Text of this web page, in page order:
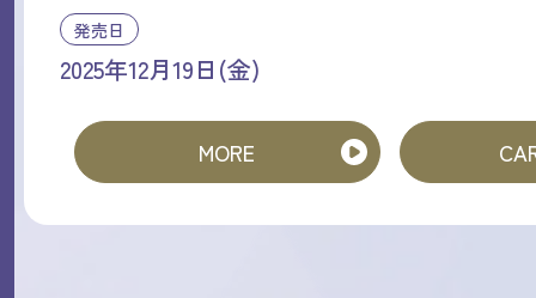
発売日
2025年12月19日(金)
MORE